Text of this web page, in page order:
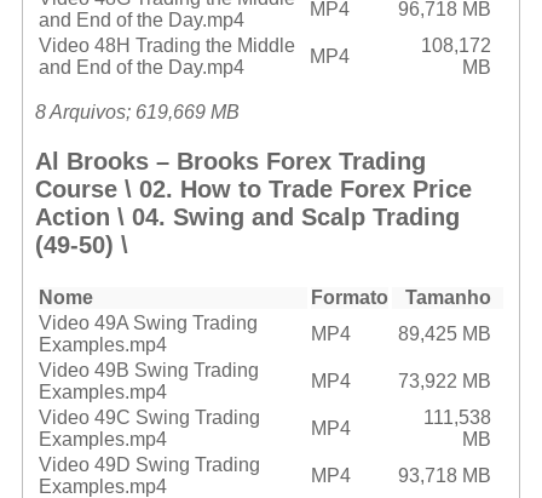
and End of the Day.mp4
MP4
96,718 MB
Video 48H Trading the Middle
and End of the Day.mp4
MP4
108,172
MB
8 Arquivos; 619,669 MB
Al Brooks – Brooks Forex Trading
Course \ 02. How to Trade Forex Price
Action \ 04. Swing and Scalp Trading
(49-50) \
Nome Formato
Tamanho
Video 49A Swing Trading
Examples.mp4
MP4
89,425 MB
Video 49B Swing Trading
Examples.mp4
MP4
73,922 MB
Video 49C Swing Trading
Examples.mp4
MP4
111,538
MB
Video 49D Swing Trading
Examples.mp4
MP4
93,718 MB